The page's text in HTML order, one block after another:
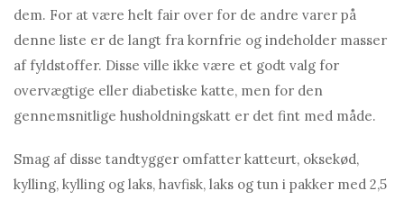
dem. For at være helt fair over for de andre varer på
denne liste er de langt fra kornfrie og indeholder masser
af fyldstoffer. Disse ville ikke være et godt valg for
overvægtige eller diabetiske katte, men for den
gennemsnitlige husholdningskatt er det fint med måde.
Smag af disse tandtygger omfatter katteurt, oksekød,
kylling, kylling og laks, havfisk, laks og tun i pakker med 2,5